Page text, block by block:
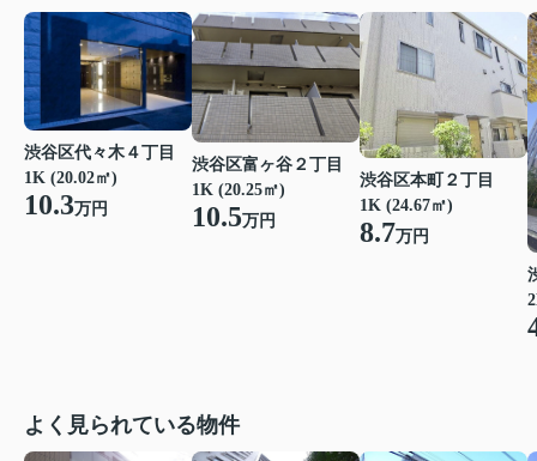
渋谷区代々木４丁目
1K (20.02㎡)
10.3万円
渋谷区富ヶ谷２丁目
1K (20.25㎡)
10.5万円
渋谷区本町２丁目
1K (24.67㎡)
8.7万円
よく見られている物件